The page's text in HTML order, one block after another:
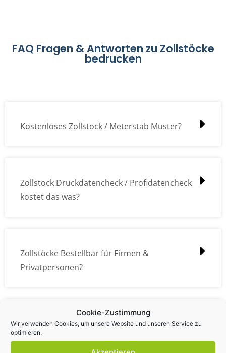
Cookie-Zustimmung
Wir verwenden Cookies, um unsere Website und unseren Service zu
optimieren.
FAQ Fragen & Antworten zu Zollstöcke
bedrucken
Kostenloses Zollstock / Meterstab Muster?
Zollstock Druckdatencheck / Profidatencheck
kostet das was?
Zollstöcke Bestellbar für Firmen &
Privatpersonen?
Wie kann ich die Daten (z.B. Logos und Texte)
übermitteln?